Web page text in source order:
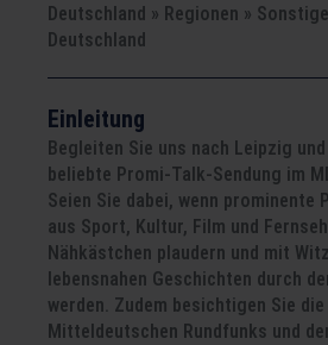
Deutschland » Regionen »
Deutschland
Einleitung
Begleiten Sie uns nach Leipzig
beliebte Promi-Talk-Sendung im
Seien Sie dabei, wenn prominente
aus Sport, Kultur, Film und
Nähkästchen plaudern und mit
lebensnahen Geschichten durch
werden. Zudem besichtigen Sie
Mitteldeutschen Rundfunks und